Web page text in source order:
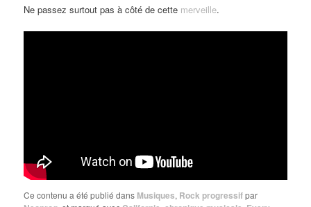
Ne passez surtout pas à côté de cette merveille.
Ce contenu a été publié dans Musiques, Rock progressifpar